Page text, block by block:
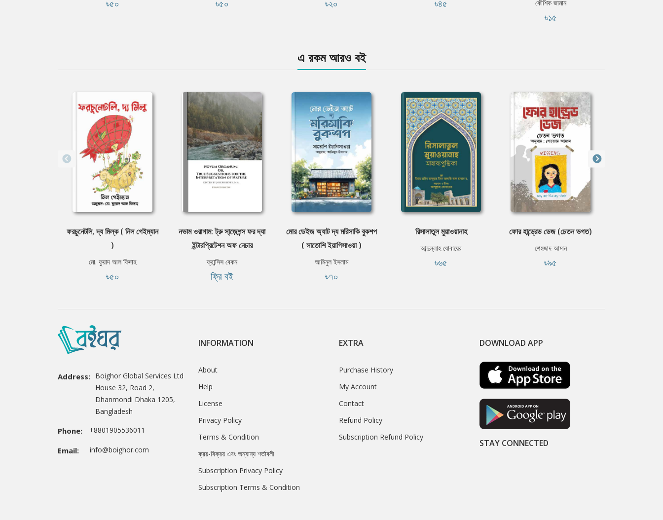
৳৫০ ৳৫০ ৳২০ ৳৪৫ কৌশিক জামান
৳১৫
এ রকম আরও বই
ফরচুনেটলি, দ্য মিল্ক ( নিল গেইম্যান
)
মো. ফুয়াদ আল ফিদাহ
৳৫০
নভাম ওরাগাম: ট্রু সা্জ়েশন্স ফর দ্যা
ইন্টারপ্রিটেশন অফ নেচার
ফ্রান্সিস বেকন
ফ্রি বই
মোর ডেইজ অ্যাট দ্য মরিসাকি বুকশপ
( সাতোশি ইয়াগিসাওয়া )
আমিনুল ইসলাম
৳৭০
রিসালাতুল মুয়াওয়ানাহ
আব্দুল্লাহ যোবায়ের
৳৬৫
ফোর হান্ড্রেড ডেজ (চেতন ভগত)
শেহজাদ আমান
৳৯৫
Address: Boighor Global Services Ltd
House 32, Road 2,
Dhanmondi Dhaka 1205,
Bangladesh
Phone: +8801905536011
Email: info@boighor.com
INFORMATION
About
Help
License
Privacy Policy
Terms & Condition
ক্রয়-বিক্রয় এবং অন্যান্য শর্তাবলী
Subscription Privacy Policy
Subscription Terms & Condition
EXTRA
Purchase History
My Account
Contact
Refund Policy
Subscription Refund Policy
DOWNLOAD APP
STAY CONNECTED